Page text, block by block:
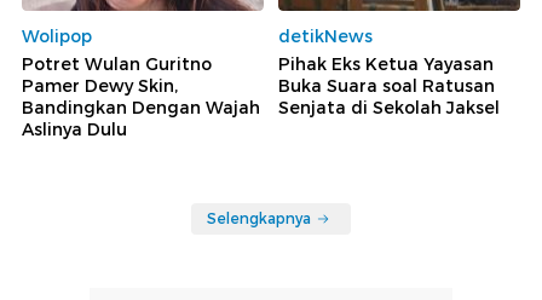
Wolipop
Potret Wulan Guritno
Pamer Dewy Skin,
Bandingkan Dengan Wajah
Aslinya Dulu
detikNews
Pihak Eks Ketua Yayasan
Buka Suara soal Ratusan
Senjata di Sekolah Jaksel
Selengkapnya